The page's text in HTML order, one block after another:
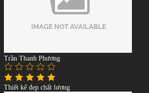
Trần Thanh Phương
Thiết kế đẹp chất lượng